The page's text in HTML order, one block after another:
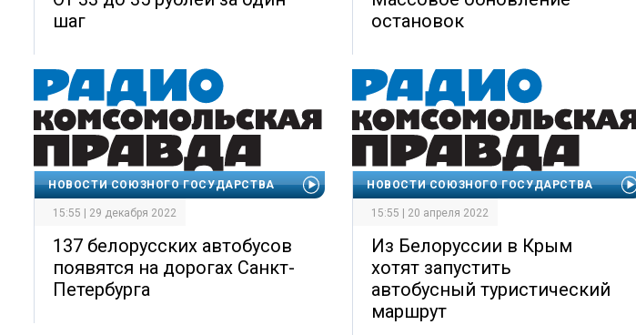
шаг
остановок
НОВОСТИ СОЮЗНОГО ГОСУДАРСТВА
15:55 | 29 декабря 2022
137 белорусских автобусов
появятся на дорогах Санкт-
Петербурга
НОВОСТИ СОЮЗНОГО ГОСУДАРСТВА
15:55 | 20 апреля 2022
Из Белоруссии в Крым
хотят запустить
автобусный туристический
маршрут